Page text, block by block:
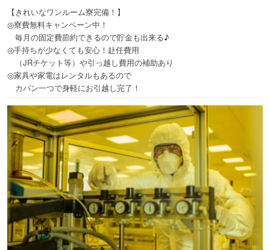
【きれいなワンルーム寮完備！】
◎寮費無料キャンペーン中！
毎月の固定費節約できるので貯金も出来る♪
◎手持ちが少なくても安心！赴任費用
（JRチケット等）や引っ越し費用の補助あり
◎家具や家電はレンタルもあるので
カバン一つで身軽にお引越し完了！